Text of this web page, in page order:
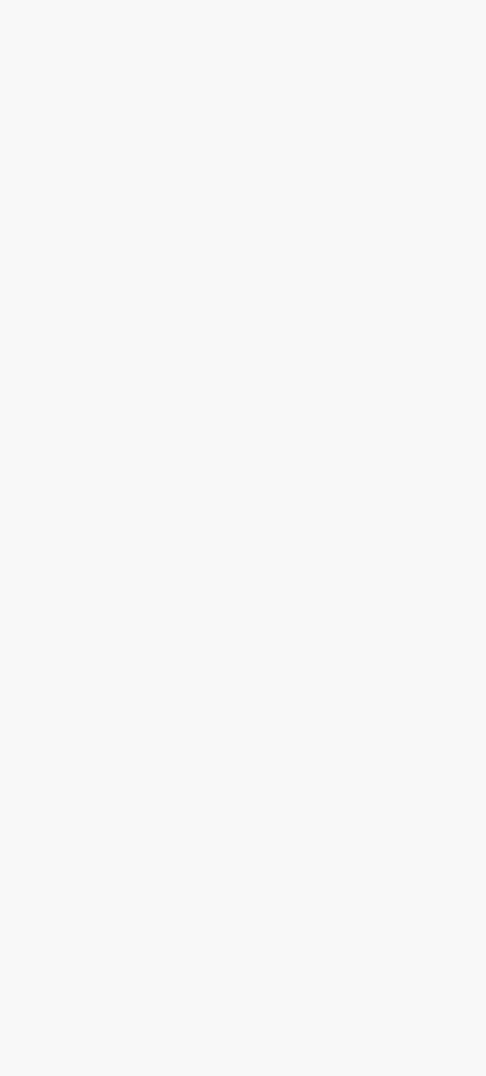
Öffnungszeiten und Informationen zu
erfolgt sind.
Raum werden aufgegriffen.